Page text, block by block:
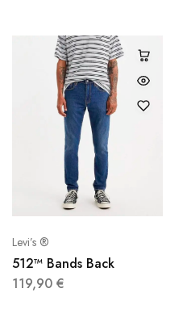
Levi’s ®
512™ Bands Back
119,90 €